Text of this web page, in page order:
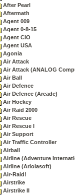
After Pearl
Aftermath
Agent 009
Agent 0-8-15
Agent CIO
Agent USA
Agonia
Air Attack
Air Attack (ANALOG
Air Ball
Air Defence
Air Defence (Arcade)
Air Hockey
Air Raid 2000
Air Rescue
Air Rescue I
Air Support
Air Traffic Controller
Airball
Airline (Adventure
Airline (Ariolasoft)
Air-Raid!
Airstrike
Airstrike II